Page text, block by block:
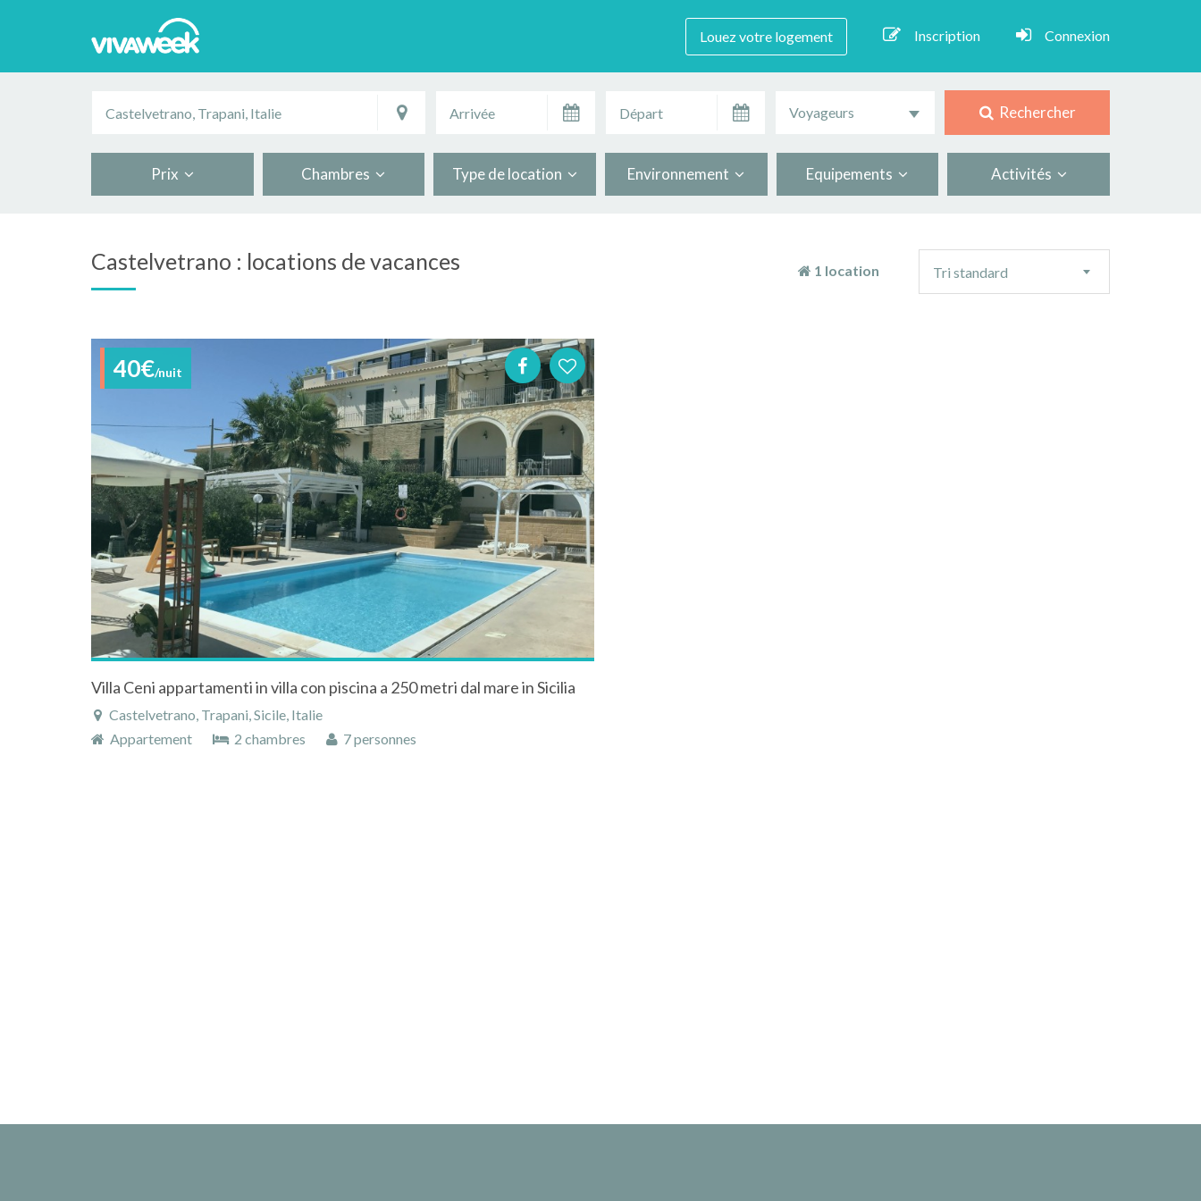
Louez votre logement Inscription Connexion
Voyageurs Rechercher
Prix Chambres Type de location Environnement Equipements Activités
Castelvetrano : locations de vacances 1 location
tri
Tri standard
40€/nuit
Villa Ceni appartamenti in villa con piscina a 250 metri dal mare in Sicilia
Castelvetrano, Trapani, Sicile, Italie
Appartement
2 chambres 7 personnes